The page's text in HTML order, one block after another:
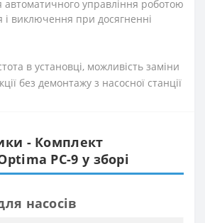
автоматичного управління роботою
і виключення при досягненні
в установці, можливість заміни
без демонтажу з насосної станції
- Комплект
PC-9 у зборі
насосів